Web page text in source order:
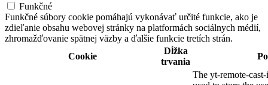
Funkčné
Funkčné súbory cookie pomáhajú vykonávať určité funkcie, ako je
zdieľanie obsahu webovej stránky na platformách sociálnych médií,
zhromažďovanie spätnej väzby a ďalšie funkcie tretích strán.
Cookie
Dĺžka
trvania
The yt-remote-